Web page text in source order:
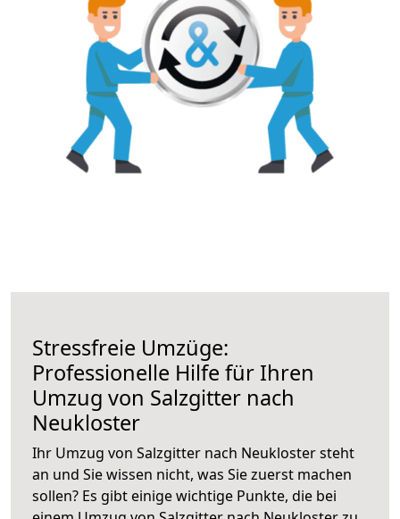
Stressfreie Umzüge:
Professionelle Hilfe für Ihren
Umzug von Salzgitter nach
Neukloster
Ihr Umzug von Salzgitter nach Neukloster steht
an und Sie wissen nicht, was Sie zuerst machen
sollen? Es gibt einige wichtige Punkte, die bei